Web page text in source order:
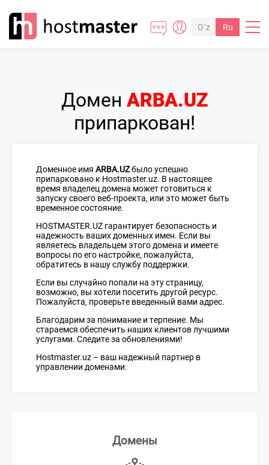
O`z Ru
Домен ARBA.UZ
припаркован!
Доменное имя ARBA.UZбыло успешно
припарковано к Hostmaster.uz. В настоящее
время владелец домена может готовиться к
запуску своего веб-проекта, или это может быть
временное состояние.
HOSTMASTER.UZ гарантирует безопасность и
надежность ваших доменных имен. Если вы
являетесь владельцем этого домена и имеете
вопросы по его настройке, пожалуйста,
обратитесь в нашу службу поддержки.
Если вы случайно попали на эту страницу,
возможно, вы хотели посетить другой ресурс.
Пожалуйста, проверьте введенный вами адрес.
Благодарим за понимание и терпение. Мы
стараемся обеспечить наших клиентов лучшими
услугами. Следите за обновлениями!
Hostmaster.uz – ваш надежный партнер в
управлении доменами.
Домены